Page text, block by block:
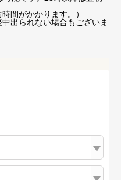
間がかかります。）
出られない場合もございま